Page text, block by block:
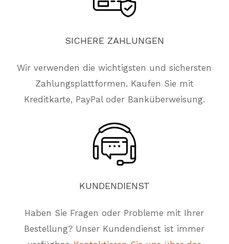
SICHERE ZAHLUNGEN
Wir verwenden die wichtigsten und sichersten
Zahlungsplattformen. Kaufen Sie mit
Kreditkarte, PayPal oder Banküberweisung.
KUNDENDIENST
Haben Sie Fragen oder Probleme mit Ihrer
Bestellung? Unser Kundendienst ist immer